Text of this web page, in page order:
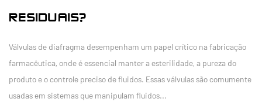
RESIDUAIS?
Válvulas de diafragma desempenham um papel crítico na fabricação
farmacêutica, onde é essencial manter a esterilidade, a pureza do
produto e o controle preciso de fluidos. Essas válvulas são comumente
usadas em sistemas que manipulam fluidos...